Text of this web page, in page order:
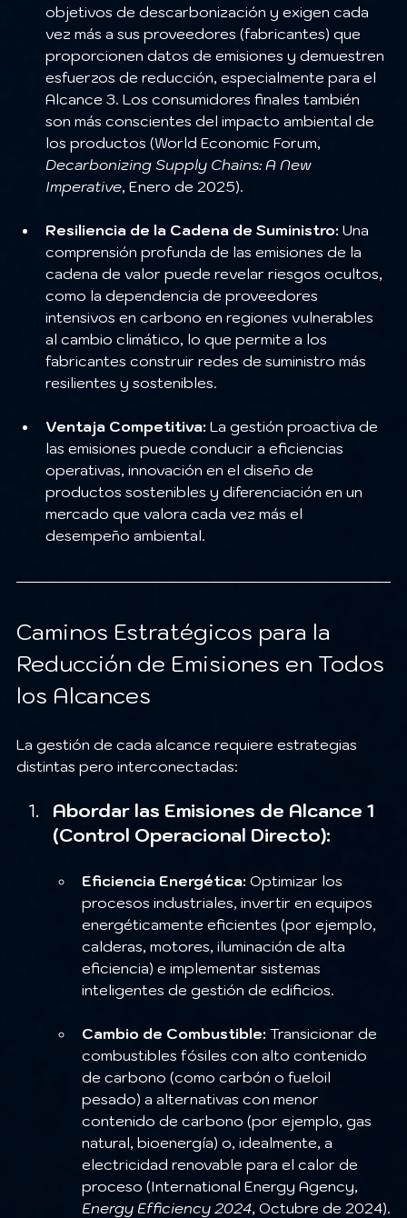
objetivos de descarbonización y exigen cada
vez más a sus proveedores (fabricantes) que
proporcionen datos de emisiones y demuestren
esfuerzos de reducción, especialmente para el
Alcance 3. Los consumidores finales también
son más conscientes del impacto ambiental de
los productos (World Economic Forum,
Decarbonizing Supply Chains: A New
Imperative, Enero de 2025).
Resiliencia de la Cadena de Suministro: Una
comprensión profunda de las emisiones de la
cadena de valor puede revelar riesgos ocultos,
como la dependencia de proveedores
intensivos en carbono en regiones vulnerables
al cambio climático, lo que permite a los
fabricantes construir redes de suministro más
resilientes y sostenibles.
Ventaja Competitiva: La gestión proactiva de
las emisiones puede conducir a eficiencias
operativas, innovación en el diseño de
productos sostenibles y diferenciación en un
mercado que valora cada vez más el
desempeño ambiental.
Caminos Estratégicos para la
Reducción de Emisiones en Todos
los Alcances
La gestión de cada alcance requiere estrategias
distintas pero interconectadas:
Abordar las Emisiones de Alcance 1
(Control Operacional Directo):
Eficiencia Energética: Optimizar los
procesos industriales, invertir en equipos
energéticamente eficientes (por ejemplo,
calderas, motores, iluminación de alta
eficiencia) e implementar sistemas
inteligentes de gestión de edificios.
Cambio de Combustible: Transicionar de
combustibles fósiles con alto contenido
de carbono (como carbón o fueloil
pesado) a alternativas con menor
contenido de carbono (por ejemplo, gas
natural, bioenergía) o, idealmente, a
electricidad renovable para el calor de
proceso (International Energy Agency,
Energy Efficiency 2024, Octubre de 2024).